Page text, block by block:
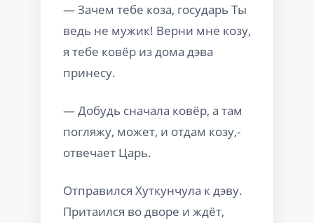
— Зачем тебе коза, государь Ты
ведь не мужик! Верни мне козу,
я тебе ковёр из дома дэва
принесу.
— Добудь сначала ковёр, а там
погляжу, может, и отдам козу,-
отвечает Царь.
Отправился Хуткунчула к дэву.
Притаился во дворе и ждёт,